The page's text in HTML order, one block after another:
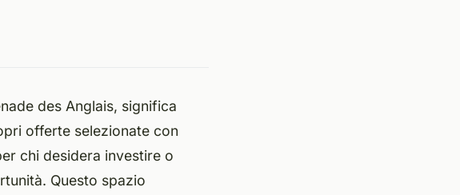
des Anglais, significa
offerte selezionate con
chi desidera investire o
Questo spazio